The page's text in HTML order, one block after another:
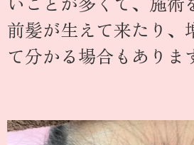
前髪が生えて来たり、
て分かる場合もありま